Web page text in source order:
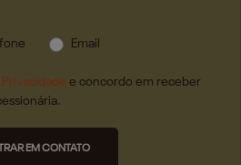
Email
e concordo em receber
EM CONTATO